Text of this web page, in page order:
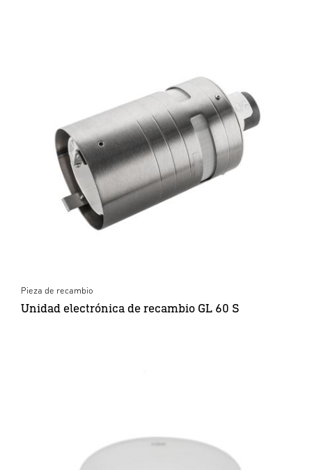
Pieza de recambio
Unidad electrónica de recambio GL 60 S